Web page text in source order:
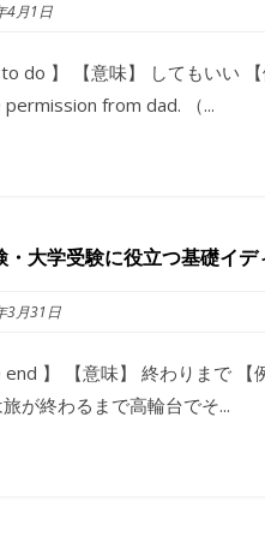
4月1日
to do 】 【意味】 してもいい
from dad. （...
・大学受験に役立つ基礎
3月31日
end 】 【意味】 終わりまで
が終わるまで高輪台でそ...